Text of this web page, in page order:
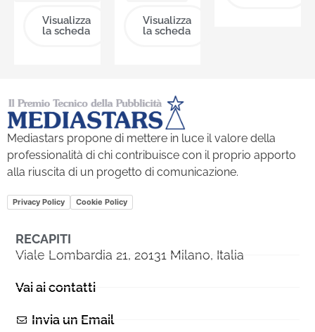
Visualizza
la scheda
Visualizza
la scheda
Mediastars propone di mettere in luce il valore della
professionalità di chi contribuisce con il proprio apporto
alla riuscita di un progetto di comunicazione.
Privacy Policy Cookie Policy
RECAPITI
Viale Lombardia 21, 20131 Milano, Italia
Vai ai contatti
Invia un Email